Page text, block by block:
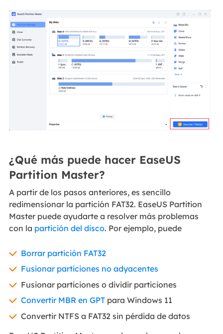
¿Qué más puede hacer EaseUS
Partition Master?
A partir de los pasos anteriores, es sencillo
redimensionar la partición FAT32. EaseUS Partition
Master puede ayudarte a resolver más problemas
con la partición del disco. Por ejemplo, puede
Borrar partición FAT32
Fusionar particiones no adyacentes
Fusionar particiones o dividir particiones
Convertir MBR en GPTpara Windows 11
Convertir NTFS a FAT32 sin pérdida de datos